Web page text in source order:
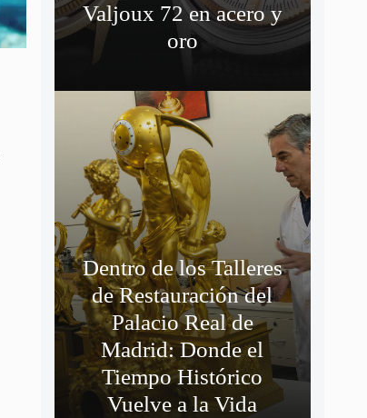
Valjoux 72 en acero y
oro
Dentro de los Talleres
de Restauración del
Palacio Real de
Madrid: Donde el
Tiempo Histórico
Vuelve a la Vida